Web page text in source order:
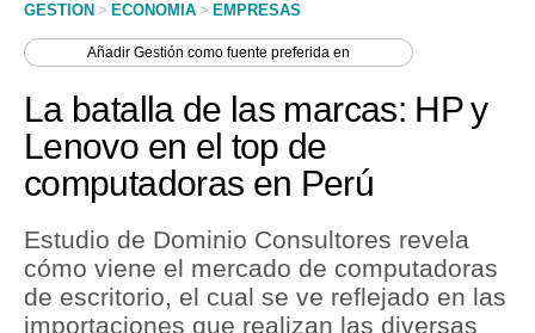
Perú
Política
Finanzas Personales
Inmobiliarias
GESTION > ECONOMIA > EMPRESAS
AñadirGestión como fuente preferida en
La batalla de las marcas: HP y
Lenovo en el top de
computadoras en Perú
Estudio de Dominio Consultores revela
cómo viene el mercado de computadoras
de escritorio, el cual se ve reflejado en las
importaciones que realizan las diversas